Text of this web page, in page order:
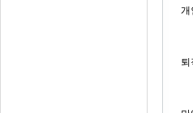
개
퇴